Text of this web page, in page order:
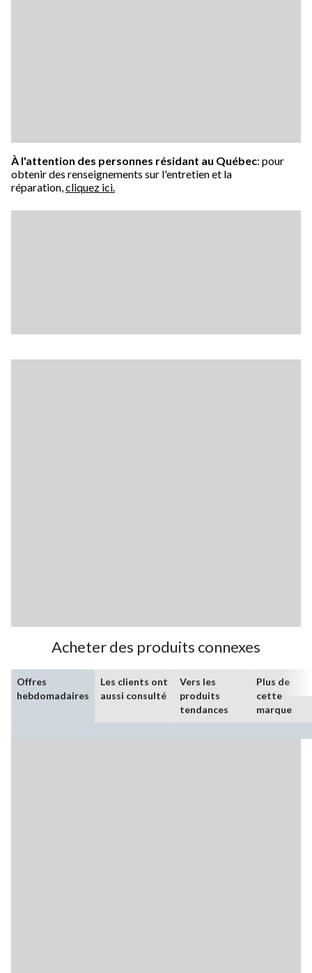
À l'attention des personnes résidant au Québec: pour
obtenir des renseignements sur l'entretien et la
réparation,cliquez ici.
Acheter des produits connexes
Offres
hebdomadaires
Les clients ont
aussi consulté
Vers les
produits
tendances
Plus de
cette
marque